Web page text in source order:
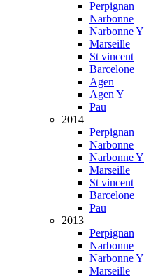
Perpignan
Narbonne
Narbonne Y
Marseille
St vincent
Barcelone
Agen
Agen Y
Pau
2014
Perpignan
Narbonne
Narbonne Y
Marseille
St vincent
Barcelone
Pau
2013
Perpignan
Narbonne
Narbonne Y
Marseille